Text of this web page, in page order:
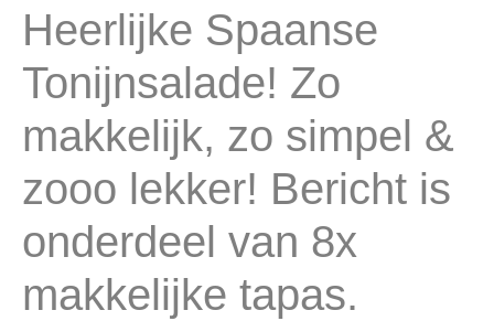
Heerlijke Spaanse
Tonijnsalade! Zo
makkelijk, zo simpel &
zooo lekker! Bericht is
onderdeel van 8x
makkelijke tapas.